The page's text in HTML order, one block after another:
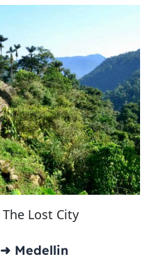
Lost City
Medellin